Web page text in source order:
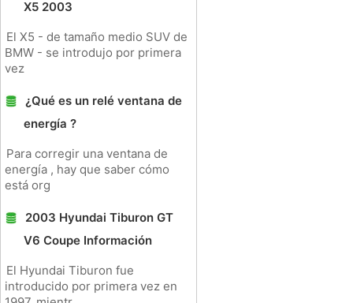
X5 2003
El X5 - de tamaño medio SUV de
BMW - se introdujo por primera
vez
¿Qué es un relé ventana de
energía ?
Para corregir una ventana de
energía , hay que saber cómo
está org
2003 Hyundai Tiburon GT
V6 Coupe Información
El Hyundai Tiburon fue
introducido por primera vez en